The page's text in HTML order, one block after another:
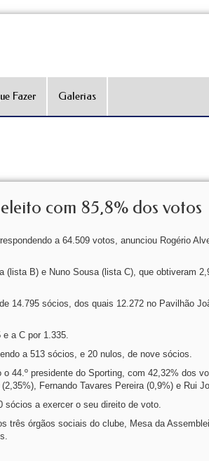
Fazer Galerias
com 85,8% dos votos
a 64.509 votos, anunciou Rogério
(lista B) e Nuno Sousa (lista C), que obtiveram
14.795 sócios, dos quais 12.272 no Pavilhão
a C por 1.335.
a 513 sócios, e 20 nulos, de nove sócios.
44.º presidente do Sporting, com 42,32% dos
Fernando Tavares Pereira (0,9%) e Rui
sócios a exercer o seu direito de voto.
três órgãos sociais do clube, Mesa da